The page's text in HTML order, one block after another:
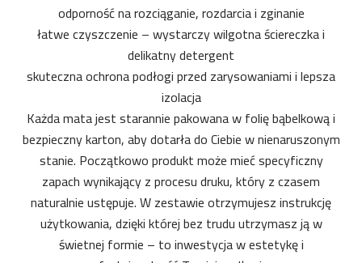
odporność na rozciąganie, rozdarcia i zginanie
łatwe czyszczenie – wystarczy wilgotna ściereczka i
delikatny detergent
skuteczna ochrona podłogi przed zarysowaniami i lepsza
izolacja
Każda mata jest starannie pakowana w folię bąbelkową i
bezpieczny karton, aby dotarła do Ciebie w nienaruszonym
stanie. Początkowo produkt może mieć specyficzny
zapach wynikający z procesu druku, który z czasem
naturalnie ustępuje. W zestawie otrzymujesz instrukcję
użytkowania, dzięki której bez trudu utrzymasz ją w
świetnej formie – to inwestycja w estetykę i